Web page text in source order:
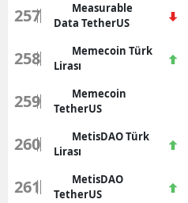
257
Measurable
Data TetherUS
258
Memecoin Türk
Lirası
259
Memecoin
TetherUS
260
MetisDAO Türk
Lirası
261
MetisDAO
TetherUS